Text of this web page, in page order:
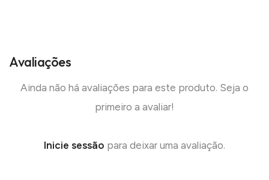
Avaliações
Ainda não há avaliações para este produto. Seja o
primeiro a avaliar!
Inicie sessão para deixar uma avaliação.